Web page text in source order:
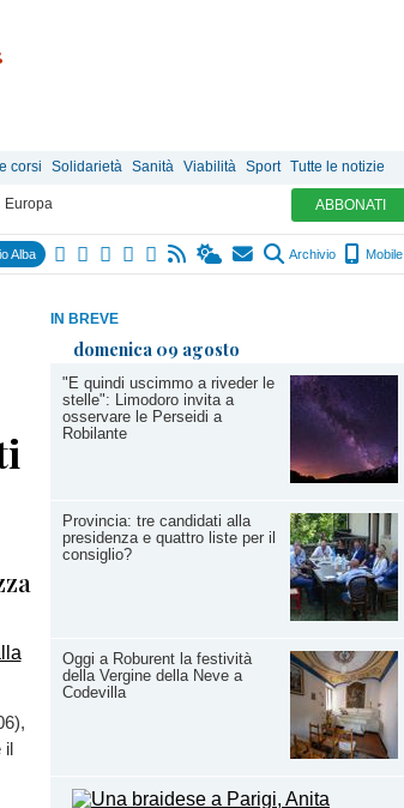
corsi Solidarietà Sanità Viabilità Sport Tutte le notizie
Europa ABBONATI
Alba Archivio Mobile
IN BREVE
domenica 09 agosto
"E quindi uscimmo a riveder le
stelle": Limodoro invita a
osservare le Perseidi a
Robilante
Provincia: tre candidati alla
presidenza e quattro liste per il
consiglio?
Oggi a Roburent la festività
della Vergine della Neve a
Codevilla
il